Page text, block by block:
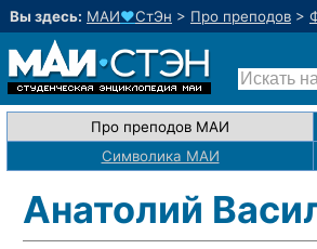
Вы здесь: МАИ♥СтЭн > Про преподов >
Про преподов МАИ
Символика МАИ
Анатолий